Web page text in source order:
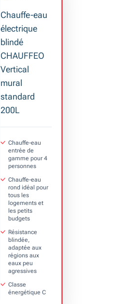
Chauffe-eau
électrique
blindé
CHAUFFEO
Vertical
mural
standard
200L
Chauffe-eau
entrée de
gamme pour 4
personnes
Chauffe-eau
rond idéal pour
tous les
logements et
les petits
budgets
Résistance
blindée,
adaptée aux
régions aux
eaux peu
agressives
Classe
énergétique C